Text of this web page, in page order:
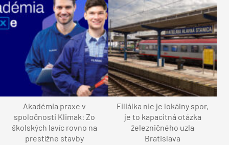
Akadémia praxe v
spoločnosti Klimak: Zo
školských lavíc rovno na
prestížne stavby
Filiálka nie je lokálny spor,
je to kapacitná otázka
železničného uzla
Bratislava